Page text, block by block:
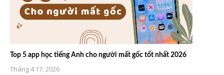
Top 5 app học tiếng Anh cho người mất gốc tốt nhất 2026
Tháng 4 17, 2026